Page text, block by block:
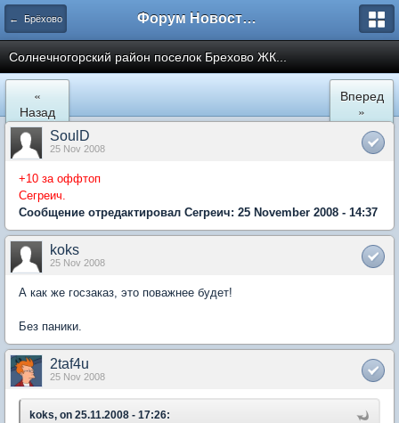
← Брёхово Форум Новостройки
Cолнечногорский район поселок Брехово ЖК...
«
Назад
Вперед
»
SoulD
25 Nov 2008
+10 за оффтоп
Сегреич.
Сообщение отредактировал Сегреич: 25 November 2008 - 14:37
koks
25 Nov 2008
А как же госзаказ, это поважнее будет!
Без паники.
2taf4u
25 Nov 2008
koks, on 25.11.2008 - 17:26: